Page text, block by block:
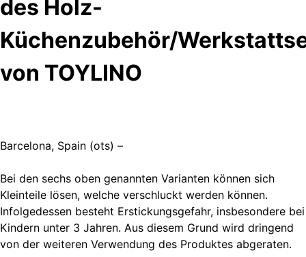
des Holz-
Küchenzubehör/
von TOYLINO
Barcelona, Spain (ots) –
Bei den sechs oben genannten Varianten können sich
Kleinteile lösen, welche verschluckt werden können.
Infolgedessen besteht Erstickungsgefahr, insbesondere bei
Kindern unter 3 Jahren. Aus diesem Grund wird dringend
von der weiteren Verwendung des Produktes abgeraten.